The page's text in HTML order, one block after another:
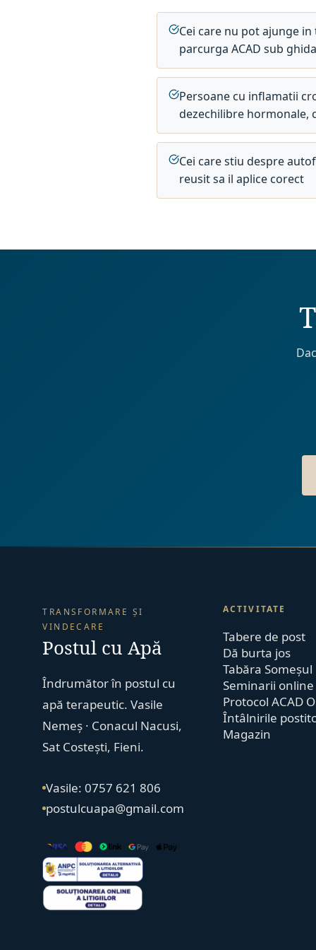
Cei care nu pot ajunge
parcurga ACAD sub
Persoane cu inflamatii
dezechilibre hormonale,
Cei care stiu despre
reusit sa il aplice corect
TRANSFORMARE ȘI
VINDECARE
Postul cu Apă
Îndrumător în postul cu
apă terapeutic. Vasile
Nemeș · Conacul Nacusi,
Sat Costești, Fieni.
Vasile: 0757 621 806
postulcuapa@gmail.com
ACTIVITATE
Tabere de post
Dă burta jos
Tabăra Someșul
Seminarii online
Protocol ACAD
Întâlnirile
Magazin